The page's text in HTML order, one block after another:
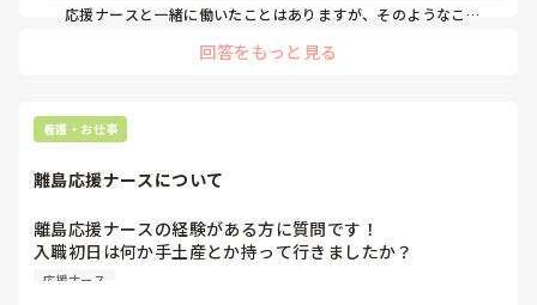
応援ナースと一緒に働いたことはありますが、そのようなこと
らかもしれません、、、
しっかり働いてもらいたいですね😭
回答をもっと見る
看護・お仕事
離島応援ナースについて
離島応援ナースの経験がある方に質問です！
入職初日は何か手土産とか持って行きましたか？
応援ナース